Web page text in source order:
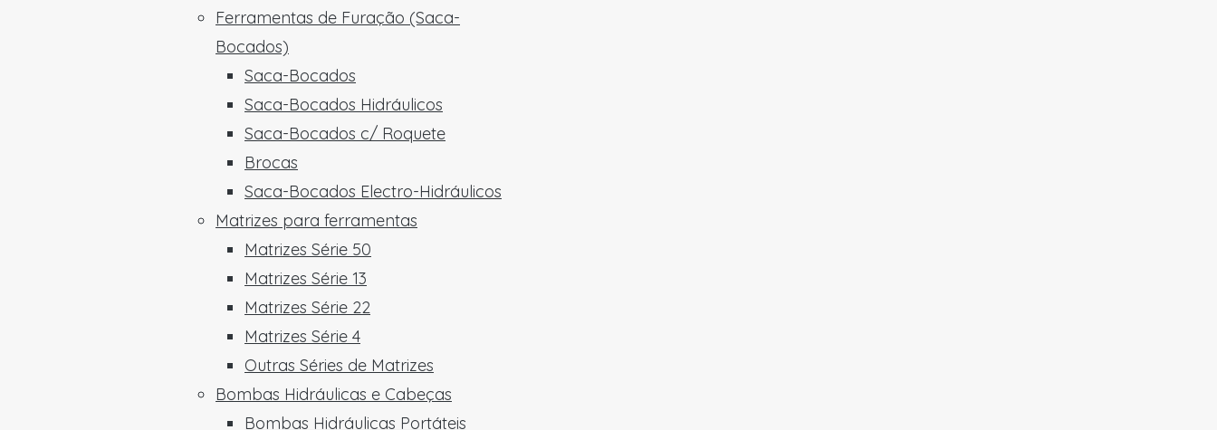
Ferramentas de Furação (Saca-
Bocados)
Saca-Bocados
Saca-Bocados Hidráulicos
Saca-Bocados c/ Roquete
Brocas
Saca-Bocados Electro-Hidráulicos
Matrizes para ferramentas
Matrizes Série 50
Matrizes Série 13
Matrizes Série 22
Matrizes Série 4
Outras Séries de Matrizes
Bombas Hidráulicas e Cabeças
Bombas Hidráulicas Portáteis